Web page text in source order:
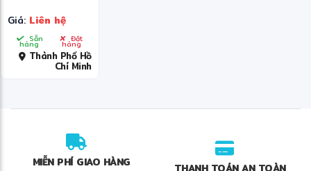
Giá: Liên hệ
Sẵn
hàng Đặt
hàng
Thành Phố Hồ
Chí Minh
MIỄN PHÍ GIAO HÀNG